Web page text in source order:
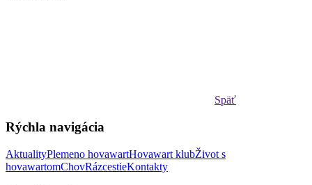
Späť
Rýchla navigácia
AktualityPlemeno hovawartHovawart klubŽivot s
hovawartomChovRázcestieKontakty